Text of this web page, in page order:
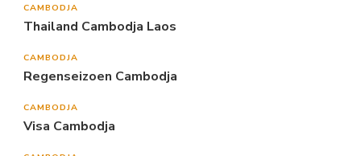
CAMBODJA
Thailand Cambodja Laos
CAMBODJA
Regenseizoen Cambodja
CAMBODJA
Visa Cambodja